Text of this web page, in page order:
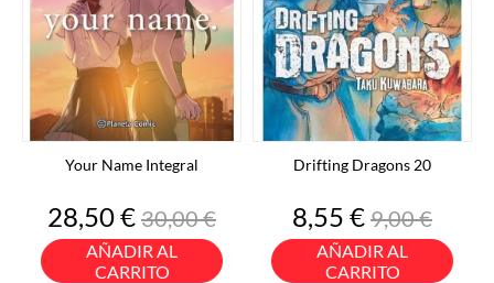
Your Name Integral
Precio
28,50 €Precio
base
30,00 €
AÑADIR AL
CARRITO
Drifting Dragons 20
Precio
8,55 €Precio
base
9,00 €
AÑADIR AL
CARRITO